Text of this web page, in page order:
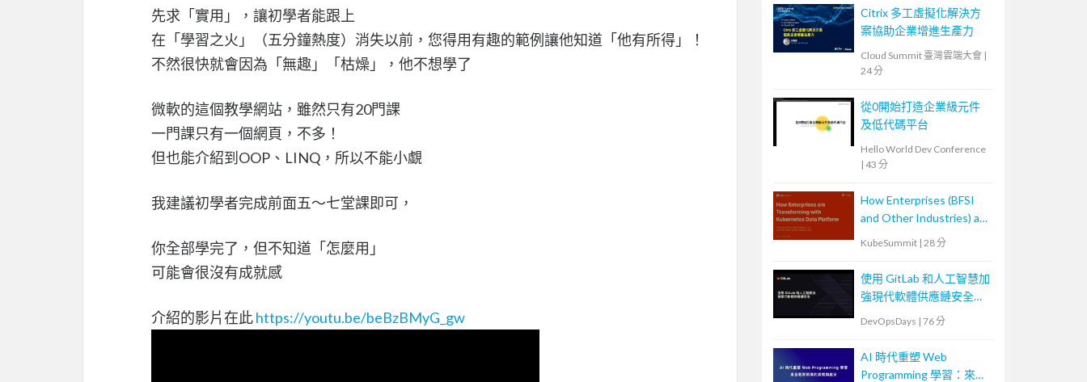
先求「實用」，讓初學者能跟上
在「學習之火」（五分鐘熱度）消失以前，您得用有趣的範例讓他知道「他有所得」！
不然很快就會因為「無趣」「枯燥」，他不想學了
微軟的這個教學網站，雖然只有20門課
一門課只有一個網頁，不多！
但也能介紹到OOP、LINQ，所以不能小覷
我建議初學者完成前面五～七堂課即可，
你全部學完了，但不知道「怎麼用」
可能會很沒有成就感
介紹的影片在此https://youtu.be/beBzBMyG_gw
Citrix 多工虛擬化解決方
案協助企業增進生產力
Cloud Summit 臺灣雲端大會 |
24 分
從0開始打造企業級元件
及低代碼平台
Hello World Dev Conference
| 43 分
How Enterprises (BFSI
and Other Industries) are
Transforming with
Platforms
KubeSummit | 28 分
使用 GitLab 和人工智慧加
強現代軟體供應鏈安全
Securing the Modern
with GitLab and AI
DevOpsDays | 76 分
AI 時代重塑 Web
Programming 學習：來自